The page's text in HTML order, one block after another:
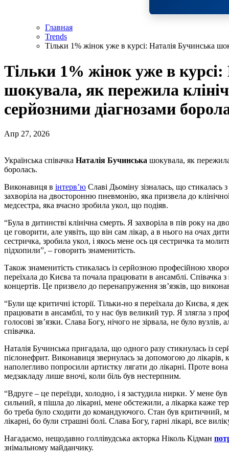
Главная
Trends
Тільки 1% жінок уже в курсі: Наталія Бучинська
Тільки 1% жінок уже в
шокувала, як пережила
серйозними діагнозами
Апр 27, 2026
Українська співачка Наталія Бучинська шокувала, як
боролась.
Виконавиця в інтерв’ю Славі Дьоміну зізналась, що
захворіла на двосторонню пневмонію, яка призвела до
медсестра, яка вчасно зробила укол, що подіяв.
“Була в дитинстві клінічна смерть. Я захворіла в пів року на
це говорити, але уявіть, що він сам лікар, а в нього на очах
сестричка, зробила укол, і якось мене ось ця сестричка та
підхопили”, – говорить знаменитість.
Також знаменитість стикалась із серйозною професійною
переїхала до Києва та почала працювати в ансамблі. Співачка
концертів. Це призвело до перенапруження зв’язків, що
“Були ще критичні історії. Тільки-но я переїхала до Києва, я
працювати в ансамблі, то у нас був великий тур. Я злягла з
голосові зв’язки. Слава Богу, нічого не зірвала, не було
співачка.
Наталія Бучинська пригадала, що одного разу стикнулась із
пієлонефрит. Виконавиця звернулась за допомогою до
наполегливо попросили артистку лягати до лікарні. Проте
медзакладу лише вночі, коли біль був нестерпним.
“Вдруге – це переїзди, холодно, і я застудила нирки. У мене
сильний, я пішла до лікарні, мене обстежили, а лікарка каже
бо треба було сходити до командуючого. Стан був критичний,
лікарні, бо були страшні болі. Слава Богу, гарні лікарі, все
Нагадаємо, нещодавно голлівудська акторка Ніколь Кідман
знімальному майданчику.